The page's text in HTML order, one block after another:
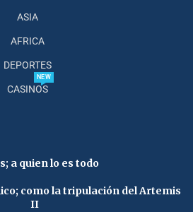
ASIA
AFRICA
DEPORTES
CASINOS
NEW
a quien lo es todo
como la tripulación del Artemis
II